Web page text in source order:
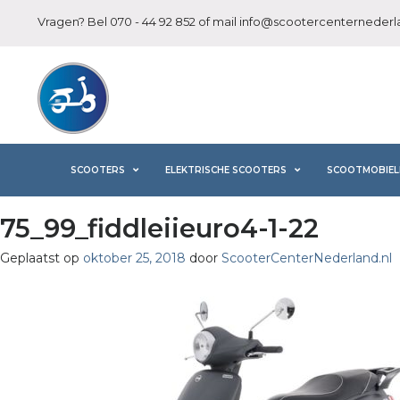
Vragen? Bel 070 - 44 92 852 of mail
SCOOTERS ELEKTRISCHE SCOOTERS
75_99_fiddleiieuro4-1-22
Geplaatst op oktober 25, 2018 door ScooterCenterNederland.nl